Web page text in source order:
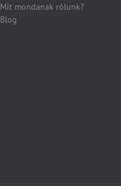
Mit mondanak rólunk?
Blog